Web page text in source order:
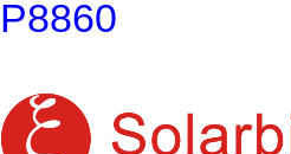
P8860